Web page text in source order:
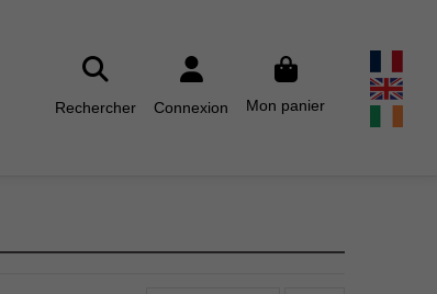
Rechercher Connexion Mon panier